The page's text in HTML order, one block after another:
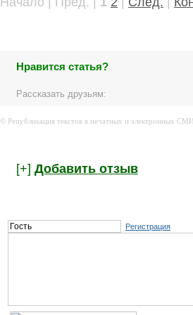
Нравится статья?
Рассказать друзьям:
© Републикация текстов в печатных и электронных
[+] Добавить отзыв
Регистрация